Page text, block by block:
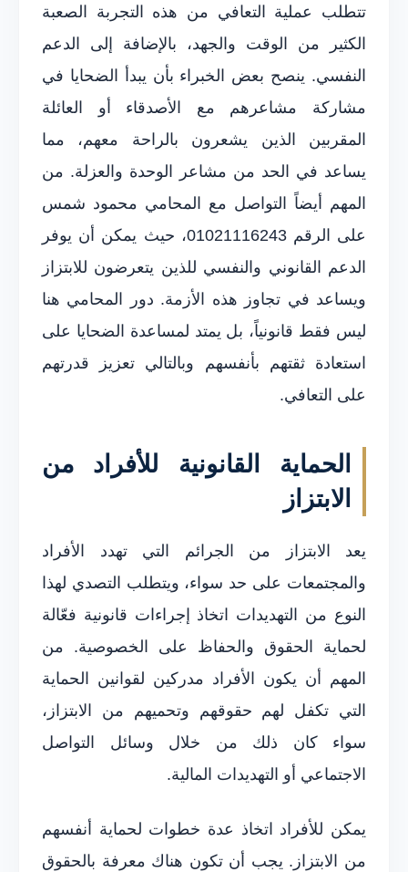
تتطلب عملية التعافي من هذه التجربة الصعبة
الكثير من الوقت والجهد، بالإضافة إلى الدعم
النفسي. ينصح بعض الخبراء بأن يبدأ الضحايا في
مشاركة مشاعرهم مع الأصدقاء أو العائلة
المقربين الذين يشعرون بالراحة معهم، مما
يساعد في الحد من مشاعر الوحدة والعزلة. من
المهم أيضاً التواصل مع المحامي محمود شمس
على الرقم 01021116243، حيث يمكن أن يوفر
الدعم القانوني والنفسي للذين يتعرضون للابتزاز
ويساعد في تجاوز هذه الأزمة. دور المحامي هنا
ليس فقط قانونياً، بل يمتد لمساعدة الضحايا على
استعادة ثقتهم بأنفسهم وبالتالي تعزيز قدرتهم
على التعافي.
الحماية القانونية للأفراد من
الابتزاز
يعد الابتزاز من الجرائم التي تهدد الأفراد
والمجتمعات على حد سواء، ويتطلب التصدي لهذا
النوع من التهديدات اتخاذ إجراءات قانونية فعّالة
لحماية الحقوق والحفاظ على الخصوصية. من
المهم أن يكون الأفراد مدركين لقوانين الحماية
التي تكفل لهم حقوقهم وتحميهم من الابتزاز،
سواء كان ذلك من خلال وسائل التواصل
الاجتماعي أو التهديدات المالية.
يمكن للأفراد اتخاذ عدة خطوات لحماية أنفسهم
من الابتزاز. يجب أن تكون هناك معرفة بالحقوق